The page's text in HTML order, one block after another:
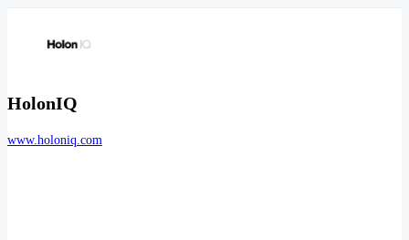
HolonIQ
www.holoniq.com